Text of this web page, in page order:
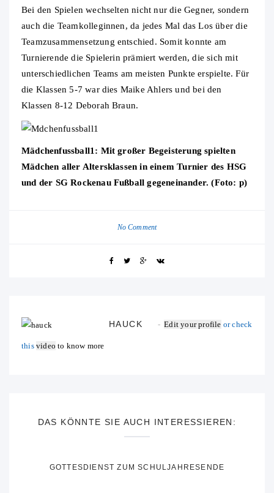
Bei den Spielen wechselten nicht nur die Gegner, sondern
auch die Teamkolleginnen, da jedes Mal das Los über die
Teamzusammensetzung entschied. Somit konnte am
Turnierende die Spielerin prämiert werden, die sich mit
unterschiedlichen Teams am meisten Punkte erspielte. Für
die Klassen 5-7 war dies Maike Ahlers und bei den
Klassen 8-12 Deborah Braun.
Mädchenfussball1: Mit großer Begeisterung spielten
Mädchen aller Altersklassen in einem Turnier des HSG
und der SG Rockenau Fußball gegeneinander. (Foto: p)
No Comment
HAUCK Edit your profile or check
this video to know more
DAS KÖNNTE SIE AUCH INTERESSIEREN:
GOTTESDIENST ZUM SCHULJAHRESENDE